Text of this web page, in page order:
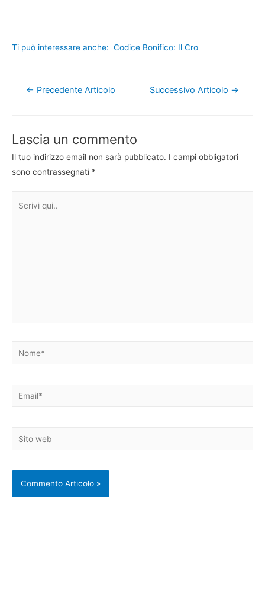
Ti può interessare anche: Codice Bonifico: Il Cro
Navigazione
← Precedente Articolo Successivo Articolo →
Lascia un commento
Il tuo indirizzo email non sarà pubblicato. I campi obbligatori
sono contrassegnati *
Nome*
Email*
Sito